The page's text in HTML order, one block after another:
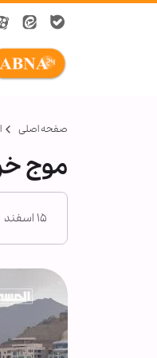
صفحه اصلی
موج
۱۵ اسفند ۱۴۰۴ - ۱۸:۰۰